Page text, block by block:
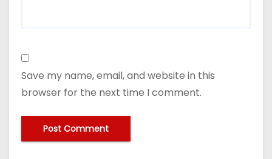
Save my name, email, and website in this
browser for the next time I comment.